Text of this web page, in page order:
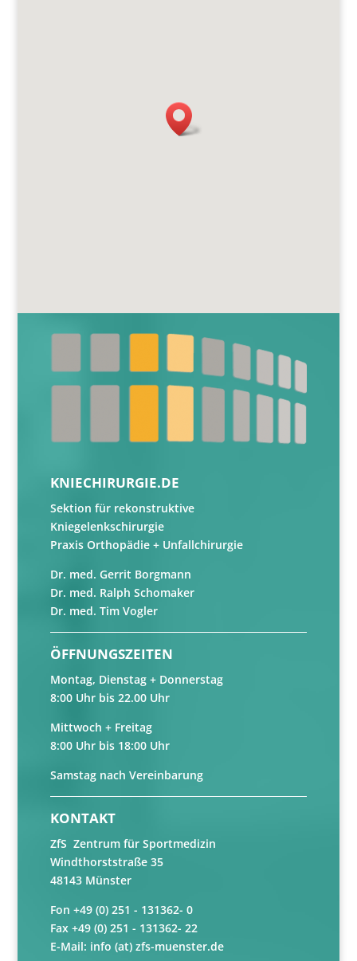
KNIECHIRURGIE.DE
Sektion für rekonstruktive
Kniegelenkschirurgie
Praxis Orthopädie + Unfallchirurgie
Dr. med. Gerrit Borgmann
Dr. med. Ralph Schomaker
Dr. med. Tim Vogler
ÖFFNUNGSZEITEN
Montag, Dienstag + Donnerstag
8:00 Uhr bis 22.00 Uhr
Mittwoch + Freitag
8:00 Uhr bis 18:00 Uhr
Samstag nach Vereinbarung
KONTAKT
ZfS Zentrum für Sportmedizin
Windthorststraße 35
48143 Münster
Fon +49 (0) 251 - 131362- 0
Fax +49 (0) 251 - 131362- 22
E-Mail: info (at) zfs-muenster.de